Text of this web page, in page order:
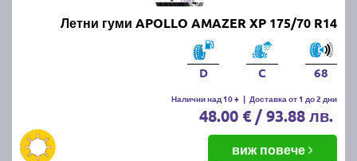
Летни гуми APOLLO AMAZER XP 175/70 R14
D C 68
Налични над 10 + | Доставка от 1 до 2 дни
48.00 € / 93.88 лв.
виж повече